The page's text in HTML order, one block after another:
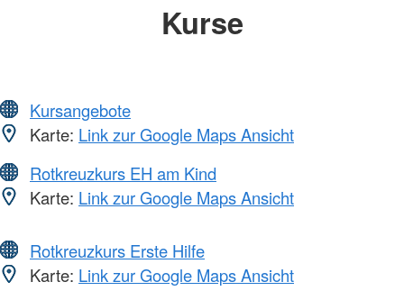
Kurse
Kursangebote
Karte: Link zur Google Maps Ansicht
Rotkreuzkurs EH am Kind
Karte: Link zur Google Maps Ansicht
Rotkreuzkurs Erste Hilfe
Karte: Link zur Google Maps Ansicht